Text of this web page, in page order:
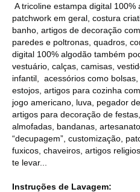
A tricoline estampa digital
patchwork em geral, costura
banho, artigos de decoração
paredes e poltronas, quadros,
digital 100% algodão também
vestuário, calças, camisas,
infantil, acessórios como bolsas,
estojos, artigos para cozinha
jogo americano, luva, pegador
artigos para decoração de
almofadas, bandanas,
“decupagem”, customização,
fuxicos, chaveiros, artigos
te levar...
Instruções de Lavagem: